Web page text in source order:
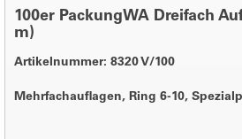
100er PackungWA Dreifach
m)
Artikelnummer: 8320 V/100
Mehrfachauflagen, Ring 6-10,